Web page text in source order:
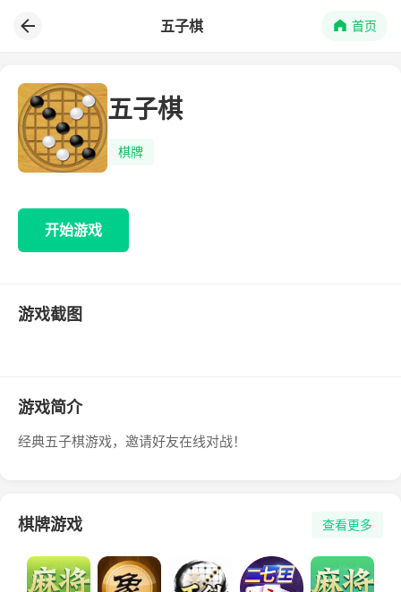
五子棋 首页
五子棋
棋牌
开始游戏
游戏截图
游戏简介
经典五子棋游戏，邀请好友在线对战！
棋牌游戏 查看更多